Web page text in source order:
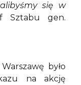
się w
Sztabu gen.
było
na akcję